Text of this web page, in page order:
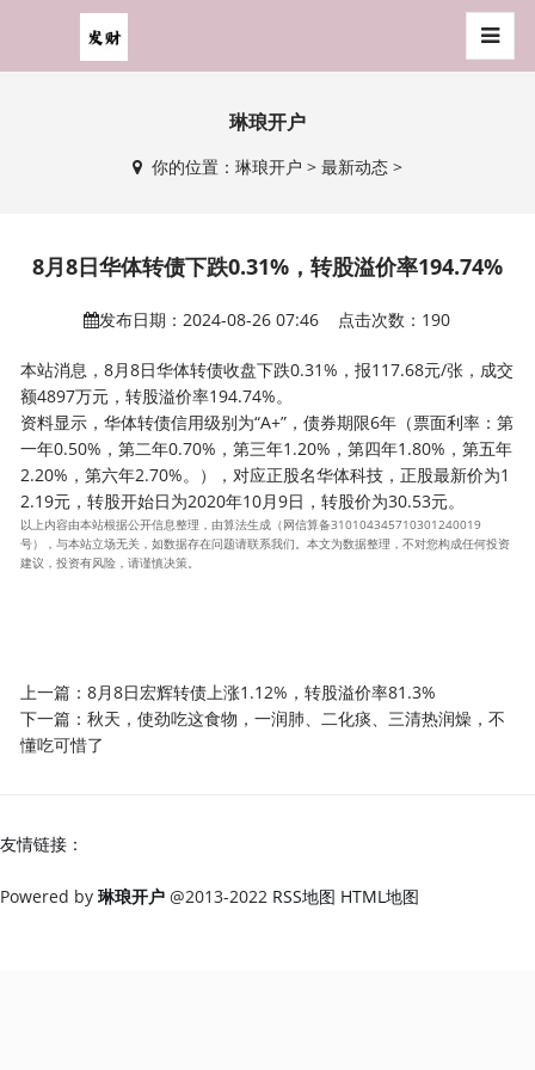
琳琅开户
你的位置： 琳琅开户 > 最新动态>
8月8日华体转债下跌0.31%，转股溢价率194.74%
发布日期：2024-08-26 07:46 点击次数：190
本站消息，8月8日华体转债收盘下跌0.31%，报117.68元/张，成交
额4897万元，转股溢价率194.74%。
资料显示，华体转债信用级别为“A+”，债券期限6年（票面利率：第
一年0.50%，第二年0.70%，第三年1.20%，第四年1.80%，第五年
2.20%，第六年2.70%。），对应正股名华体科技，正股最新价为1
2.19元，转股开始日为2020年10月9日，转股价为30.53元。
以上内容由本站根据公开信息整理，由算法生成（网信算备310104345710301240019
号），与本站立场无关，如数据存在问题请联系我们。本文为数据整理，不对您构成任何投资
建议，投资有风险，请谨慎决策。
上一篇：8月8日宏辉转债上涨1.12%，转股溢价率81.3%
下一篇：秋天，使劲吃这食物，一润肺、二化痰、三清热润燥，不
懂吃可惜了
友情链接：
Powered by 琳琅开户 @2013-2022 RSS地图 HTML地图